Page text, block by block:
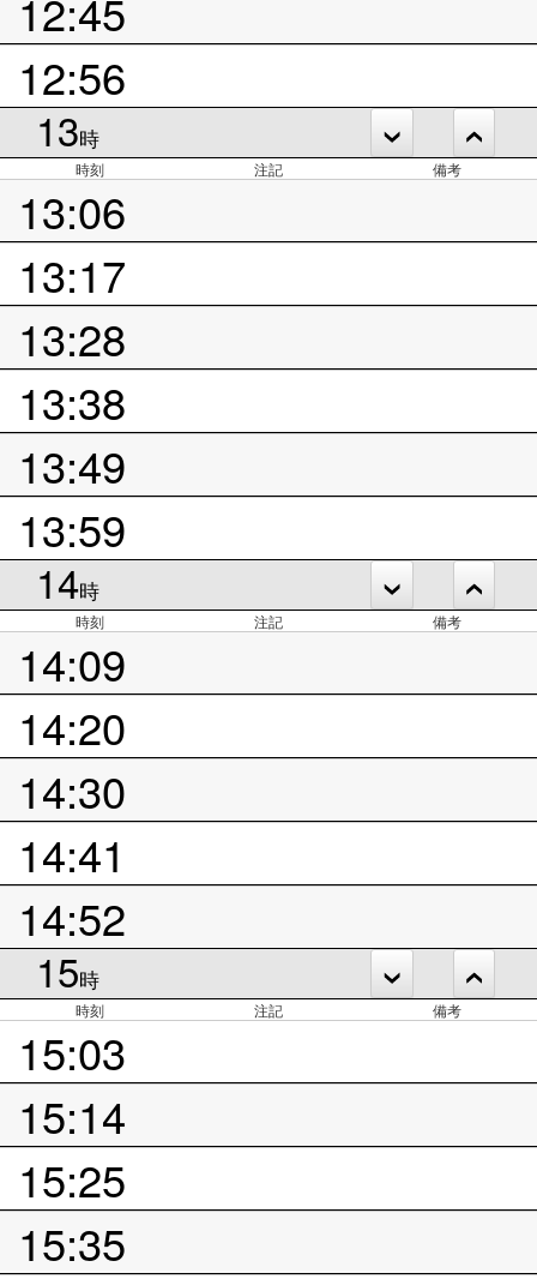
12:45
12:56
13時
時刻 注記 備考
13:06
13:17
13:28
13:38
13:49
13:59
14時
時刻 注記 備考
14:09
14:20
14:30
14:41
14:52
15時
時刻 注記 備考
15:03
15:14
15:25
15:35